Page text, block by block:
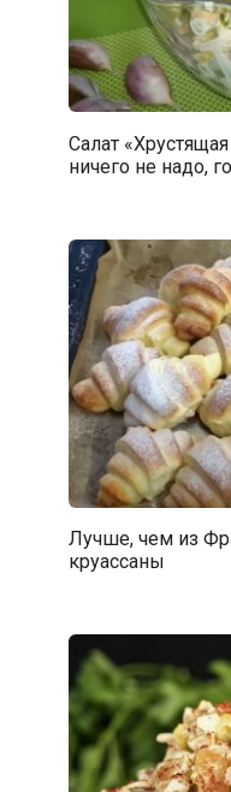
Салат
ничего не надо,
Лучше, чем из
круассаны